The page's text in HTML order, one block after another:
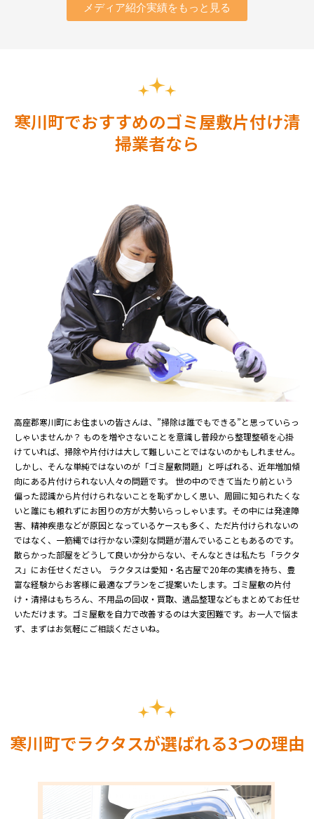
メディア紹介実績をもっと見る
寒川町でおすすめのゴミ屋敷片付け清
掃業者なら
高座郡寒川町にお住まいの皆さんは、”掃除は誰でもできる”と思っていらっ
しゃいませんか？ ものを増やさないことを意識し普段から整理整頓を心掛
けていれば、掃除や片付けは大して難しいことではないのかもしれません。
しかし、そんな単純ではないのが「ゴミ屋敷問題」と呼ばれる、近年増加傾
向にある片付けられない人々の問題です。 世の中のできて当たり前という
偏った認識から片付けられないことを恥ずかしく思い、周囲に知られたくな
いと誰にも頼れずにお困りの方が大勢いらっしゃいます。その中には発達障
害、精神疾患などが原因となっているケースも多く、ただ片付けられないの
ではなく、一筋縄では行かない深刻な問題が潜んでいることもあるのです。
散らかった部屋をどうして良いか分からない、そんなときは私たち「ラクタ
ス」にお任せください。 ラクタスは愛知・名古屋で20年の実績を持ち、豊
富な経験からお客様に最適なプランをご提案いたします。ゴミ屋敷の片付
け・清掃はもちろん、不用品の回収・買取、遺品整理などもまとめてお任せ
いただけます。ゴミ屋敷を自力で改善するのは大変困難です。お一人で悩ま
ず、まずはお気軽にご相談くださいね。
寒川町でラクタスが選ばれる3つの理由